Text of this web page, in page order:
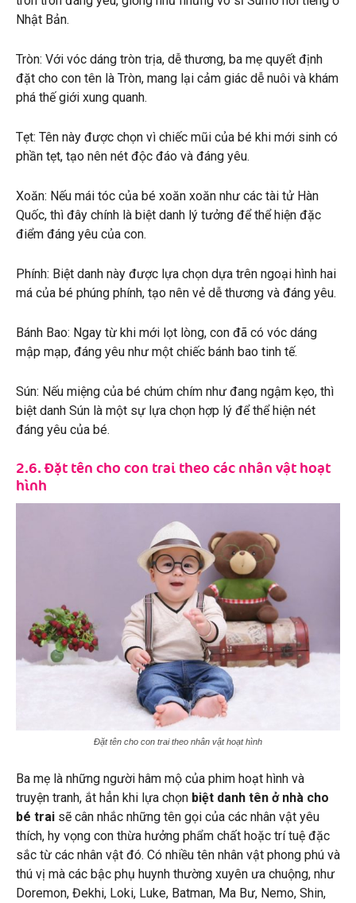
Nhật Bản.
Tròn: Với vóc dáng tròn trịa, dễ thương, ba mẹ quyết định
đặt cho con tên là Tròn, mang lại cảm giác dễ nuôi và khám
phá thế giới xung quanh.
Tẹt: Tên này được chọn vì chiếc mũi của bé khi mới sinh có
phần tẹt, tạo nên nét độc đáo và đáng yêu.
Xoăn: Nếu mái tóc của bé xoăn xoăn như các tài tử Hàn
Quốc, thì đây chính là biệt danh lý tưởng để thể hiện đặc
điểm đáng yêu của con.
Phính: Biệt danh này được lựa chọn dựa trên ngoại hình hai
má của bé phúng phính, tạo nên vẻ dễ thương và đáng yêu.
Bánh Bao: Ngay từ khi mới lọt lòng, con đã có vóc dáng
mập mạp, đáng yêu như một chiếc bánh bao tinh tế.
Sún: Nếu miệng của bé chúm chím như đang ngậm kẹo, thì
biệt danh Sún là một sự lựa chọn hợp lý để thể hiện nét
đáng yêu của bé.
2.6. Đặt tên cho con trai theo các nhân vật hoạt
hình
Đặt tên cho con trai theo nhân vật hoạt hình
Ba mẹ là những người hâm mộ của phim hoạt hình và
truyện tranh, ắt hẳn khi lựa chọn biệt danh tên ở nhà cho
bé trai sẽ cân nhắc những tên gọi của các nhân vật yêu
thích, hy vọng con thừa hưởng phẩm chất hoặc trí tuệ đặc
sắc từ các nhân vật đó. Có nhiều tên nhân vật phong phú và
thú vị mà các bậc phụ huynh thường xuyên ưa chuộng, như
Doremon, Đekhi, Loki, Luke, Batman, Ma Bư, Nemo, Shin,